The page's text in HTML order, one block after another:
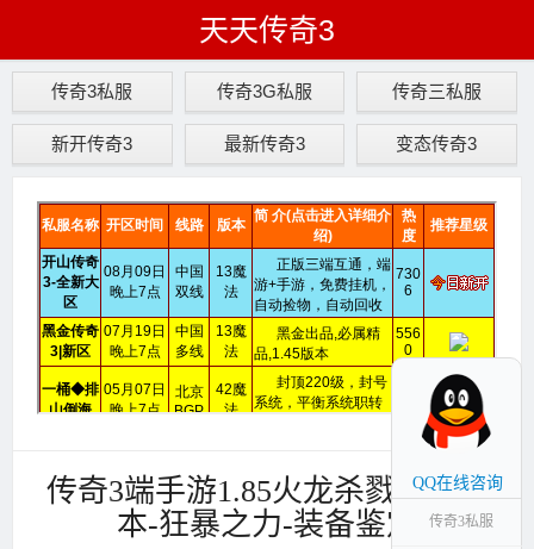
天天传奇3
传奇3私服 传奇3G私服 传奇三私服
新开传奇3 最新传奇3 变态传奇3
传奇3端手游1.85火龙杀戮合击版
本-狂暴之力-装备鉴定
QQ在线咨询
传奇3私服